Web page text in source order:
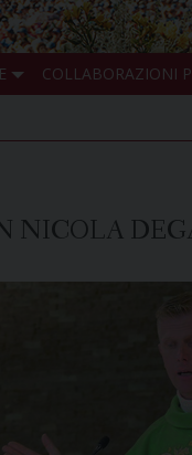
COLLABORAZIONI
NICOLA